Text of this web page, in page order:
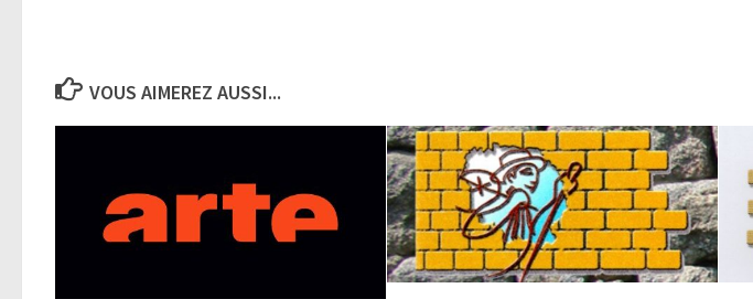
VOUS AIMEREZ AUSSI...